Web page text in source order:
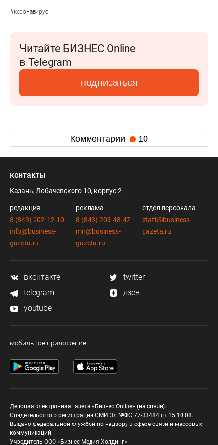
#коронавирус
Читайте БИЗНЕС Online
в Telegram
подписаться
Комментарии 10
контакты
Казань, Лобачевского 10, корпус 2
редакция
8 (843) 202-12-10
info@business-
gazeta.ru
реклама
8 (843) 203-48-47
mir@business-
gazeta.ru
отдел персонала
staff@business-
gazeta.ru
вконтакте
twitter
telegram
дзен
youtube
мобильное приложение
Деловая электронная газета «Бизнес Online» (на связи).
Свидетельство о регистрации СМИ Эл №ФС 77-33484 от 15.10.08.
Выдано федеральной службой по надзору в сфере связи и массовых
коммуникаций.
Учредитель ООО «Бизнес Медия Холдинг»